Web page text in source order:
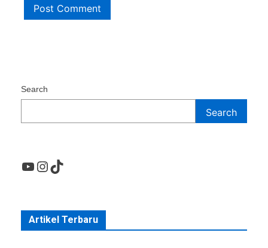
Search
Search
YouTube
Instagram
TikTok
Artikel Terbaru